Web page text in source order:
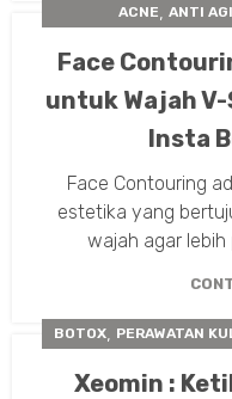
ACNE, ANTI
TARIK
Face
untuk Wajah
Insta
Face Contouring
estetika yang
wajah agar lebih
BOTOX, PERAWATAN
Xeomin :